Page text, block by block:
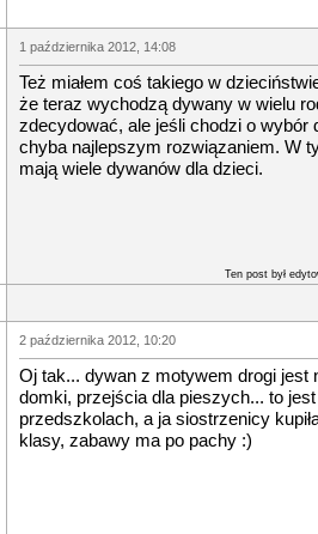
1 października 2012, 14:08
Też miałem coś takiego w
że teraz wychodzą dywany w wielu
zdecydować, ale jeśli chodzi o wybór
chyba najlepszym rozwiązaniem. W
mają wiele dywanów dla dzieci.
Ten post był
2 października 2012, 10:20
Oj tak... dywan z motywem drogi jest
domki, przejścia dla pieszych... to
przedszkolach, a ja siostrzenicy
klasy, zabawy ma po pachy :)